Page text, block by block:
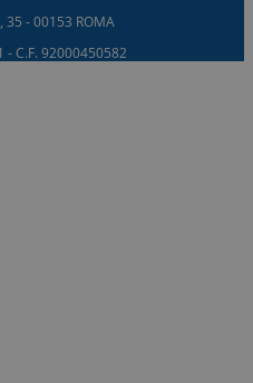
35 - 00153 ROMA
- C.F. 92000450582